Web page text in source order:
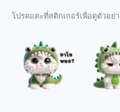
โปรดแตะที่สติกเกอร์เพื่อดูตัวอย่า